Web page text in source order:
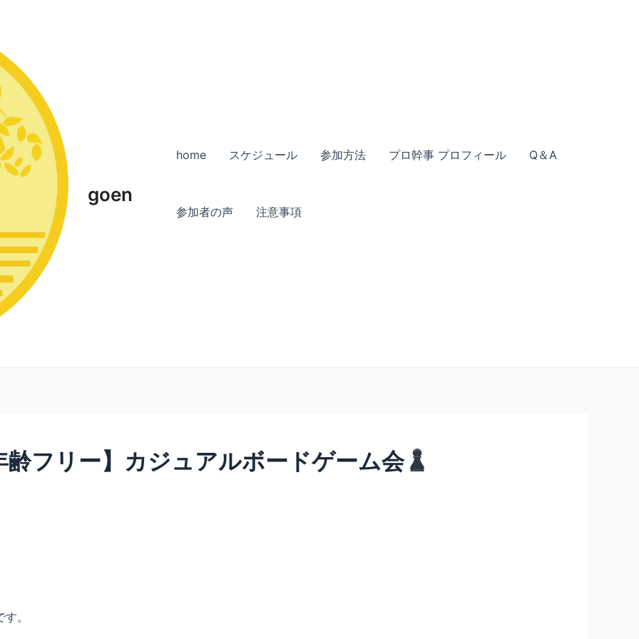
goen
home スケジュール 参加方法 プロ幹事 プロフィール Q＆A
参加者の声 注意事項
フリー】カジュアルボードゲーム会
。